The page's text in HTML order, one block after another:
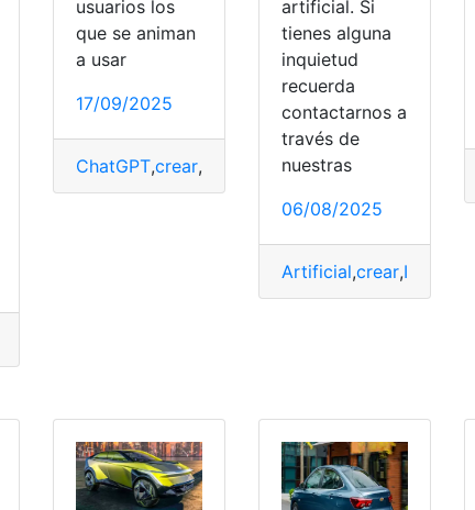
usuarios los
que se animan
a usar
17/09/2025
ChatGPT,crear, Point,Power,
artificial. Si
tienes alguna
inquietud
recuerda
contactarnos a
través de
nuestras
06/08/2025
Artificial,crear,